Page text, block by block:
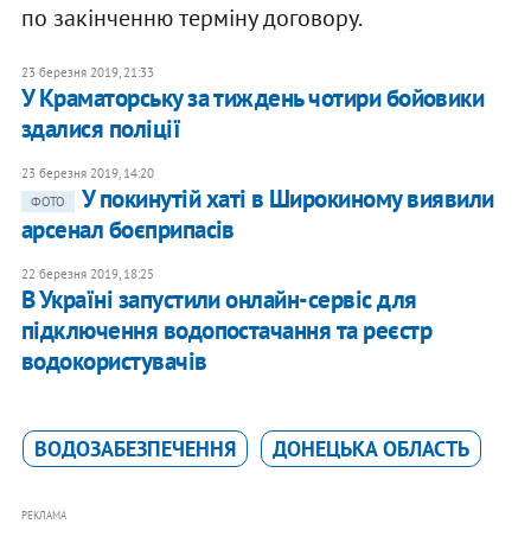
по закінченню терміну договору.
23 березня 2019, 21:33
У Краматорську за тиждень чотири бойовики
здалися поліції
23 березня 2019, 14:20
ФОТО
У покинутій хаті в Широкиному виявили
арсенал боєприпасів
22 березня 2019, 18:25
В Україні запустили онлайн-сервіс для
підключення водопостачання та реєстр
водокористувачів
ВОДОЗАБЕЗПЕЧЕННЯ ДОНЕЦЬКА ОБЛАСТЬ
РЕКЛАМА